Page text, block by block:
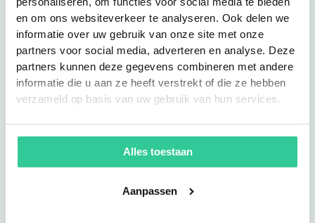
en om ons websiteverkeer te analyseren. Ook delen we
informatie over uw gebruik van onze site met onze
partners voor social media, adverteren en analyse. Deze
partners kunnen deze gegevens combineren met andere
informatie die u aan ze heeft verstrekt of die ze hebben
verzameld op basis van uw gebruik van hun services.
Alles toestaan
Aanpassen
Welke vergoeding stuurt écht
het reisgedrag van je